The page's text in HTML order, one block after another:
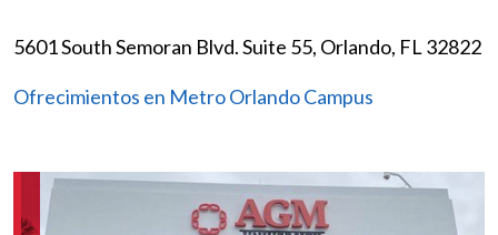
5601 South Semoran Blvd. Suite 55, Orlando, FL 32822
Ofrecimientos en Metro Orlando Campus